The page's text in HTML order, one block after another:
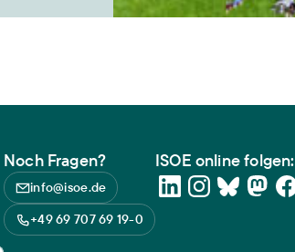
Noch Fragen?
info@isoe.de
+49 69 707 69 19-0
ISOE online folgen: